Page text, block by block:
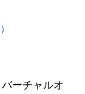
ーチャルオ